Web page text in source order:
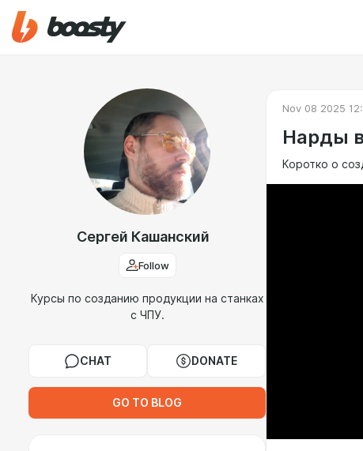
Сергей Кашанский
Follow
Курсы по созданию продукции на станках
с ЧПУ.
CHAT DONATE
GO TO BLOG
Nov 08 2025
Нарды
Коротко о